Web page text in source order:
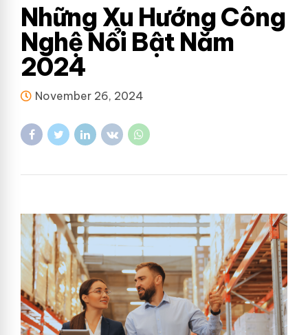
Những Xu Hướng Công
Nghệ Nổi Bật Năm
2024
November 26, 2024